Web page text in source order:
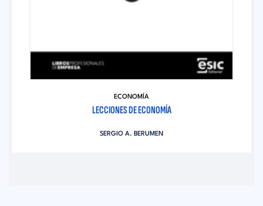
ECONOMÍA
LECCIONES DE ECONOMÍA
SERGIO A. BERUMEN